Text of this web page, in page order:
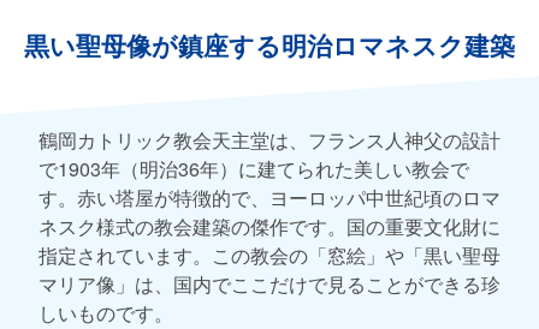
黒い聖母像が鎮座する明治ロマネスク建築
鶴岡カトリック教会天主堂は、フランス人神父の設計
で1903年（明治36年）に建てられた美しい教会で
す。赤い塔屋が特徴的で、ヨーロッパ中世紀頃のロマ
ネスク様式の教会建築の傑作です。国の重要文化財に
指定されています。この教会の「窓絵」や「黒い聖母
マリア像」は、国内でここだけで見ることができる珍
しいものです。